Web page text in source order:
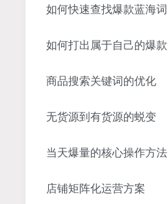
如何快速查找爆款蓝海词
如何打出属于自己的爆款
商品搜索关键词的优化
无货源到有货源的蜕变
当天爆量的核心操作方法
店铺矩阵化运营方案